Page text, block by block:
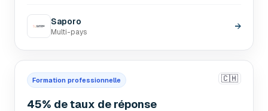
Saporo
Multi-pays
→
Formation professionnelle 🇨🇭
45% de taux de réponse